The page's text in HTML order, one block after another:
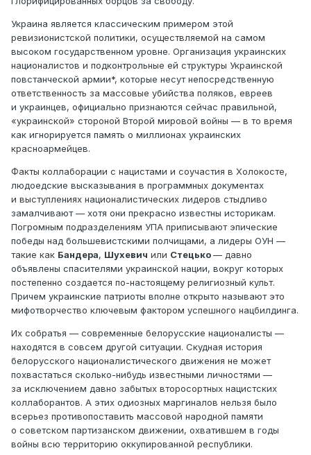
Украина является классическим примером этой
ревизионистской политики, осуществляемой на самом
высоком государственном уровне. Организация украинских
националистов и подконтрольные ей структуры Украинской
повстанческой армии*, которые несут непосредственную
ответственность за массовые убийства поляков, евреев
и украинцев, официально признаются сейчас правильной,
«украинской» стороной Второй мировой войны — в то время
как игнорируется память о миллионах украинских
красноармейцев.
Факты коллаборации с нацистами и соучастия в Холокосте,
людоедские высказывания в программных документах
и выступлениях националистических лидеров стыдливо
замалчивают — хотя они прекрасно известны историкам.
Погромным подразделениям УПА приписывают эпические
победы над большевистскими полчищами, а лидеры ОУН —
такие как Бандера, Шухевич или Стецько— давно
объявлены спасителями украинской нации, вокруг которых
постепенно создается по-настоящему религиозный культ.
Причем украинские патриоты вполне открыто называют это
мифотворчество ключевым фактором успешного нацбилдинга.
Их собратья — современные белорусские националисты —
находятся в совсем другой ситуации. Скудная история
белорусского националистического движения не может
похвастаться сколько-нибудь известными личностями —
за исключением давно забытых второсортных нацистских
коллаборантов. А этих одиозных маргиналов нельзя было
всерьез противопоставить массовой народной памяти
о советском партизанском движении, охватившем в годы
войны всю территорию оккупированной республики.